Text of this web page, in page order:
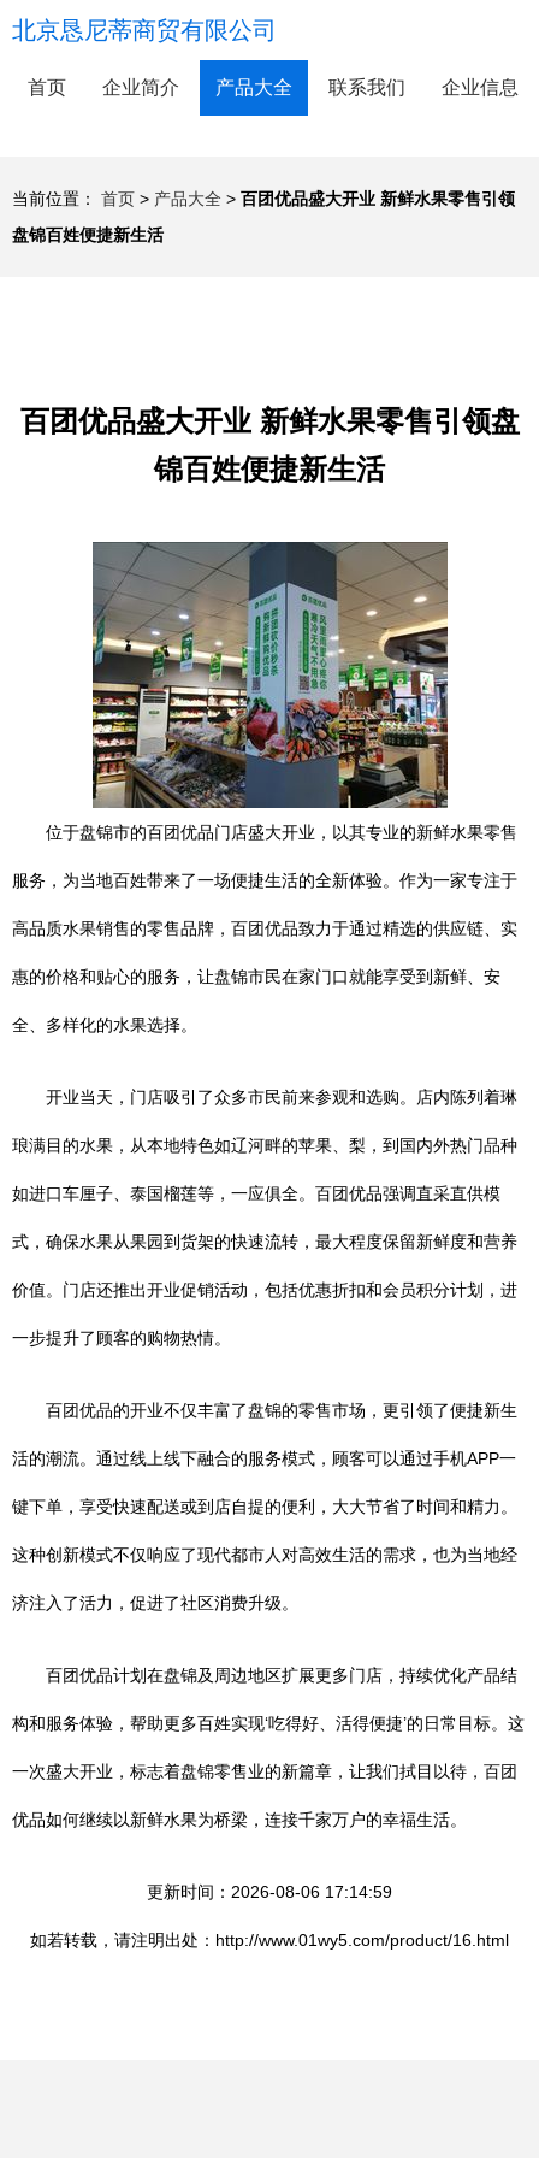
北京恳尼蒂商贸有限公司
首页 企业简介 产品大全 联系我们 企业信息
当前位置： 首页 > 产品大全 > 百团优品盛大开业 新鲜水果零售引领
盘锦百姓便捷新生活
百团优品盛大开业 新鲜水果零售引领盘
锦百姓便捷新生活
位于盘锦市的百团优品门店盛大开业，以其专业的新鲜水果零售
服务，为当地百姓带来了一场便捷生活的全新体验。作为一家专注于
高品质水果销售的零售品牌，百团优品致力于通过精选的供应链、实
惠的价格和贴心的服务，让盘锦市民在家门口就能享受到新鲜、安
全、多样化的水果选择。
开业当天，门店吸引了众多市民前来参观和选购。店内陈列着琳
琅满目的水果，从本地特色如辽河畔的苹果、梨，到国内外热门品种
如进口车厘子、泰国榴莲等，一应俱全。百团优品强调直采直供模
式，确保水果从果园到货架的快速流转，最大程度保留新鲜度和营养
价值。门店还推出开业促销活动，包括优惠折扣和会员积分计划，进
一步提升了顾客的购物热情。
百团优品的开业不仅丰富了盘锦的零售市场，更引领了便捷新生
活的潮流。通过线上线下融合的服务模式，顾客可以通过手机APP一
键下单，享受快速配送或到店自提的便利，大大节省了时间和精力。
这种创新模式不仅响应了现代都市人对高效生活的需求，也为当地经
济注入了活力，促进了社区消费升级。
百团优品计划在盘锦及周边地区扩展更多门店，持续优化产品结
构和服务体验，帮助更多百姓实现‘吃得好、活得便捷’的日常目标。这
一次盛大开业，标志着盘锦零售业的新篇章，让我们拭目以待，百团
优品如何继续以新鲜水果为桥梁，连接千家万户的幸福生活。
更新时间：2026-08-06 17:14:59
如若转载，请注明出处：http://www.01wy5.com/product/16.html